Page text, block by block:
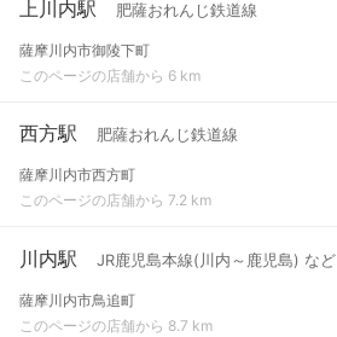
上川内駅 肥薩おれんじ鉄道線
薩摩川内市御陵下町
このページの店舗から 6 km
西方駅 肥薩おれんじ鉄道線
薩摩川内市西方町
このページの店舗から 7.2 km
川内駅 JR鹿児島本線(川内～鹿児島) など
薩摩川内市鳥追町
このページの店舗から 8.7 km